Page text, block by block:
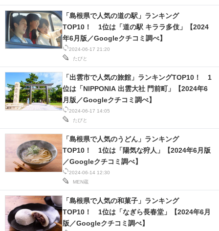
2024-06-17 21:20
たびと
「島根県で人気の道の駅」ランキング
TOP10！ 1位は「道の駅 キララ多伎」【2024
年6月版／Googleクチコミ調べ】
2024-06-17 14:05
たびと
「出雲市で人気の旅館」ランキングTOP10！ 1
位は「NIPPONIA 出雲大社 門前町」【2024年6
月版／Googleクチコミ調べ】
2024-06-14 12:30
MEN蔵
「島根県で人気のうどん」ランキング
TOP10！ 1位は「陽気な狩人」【2024年6月版
／Googleクチコミ調べ】
「島根県で人気の和菓子」ランキング
TOP10！ 1位は「なぎら長春堂」【2024年6月
版／Googleクチコミ調べ】